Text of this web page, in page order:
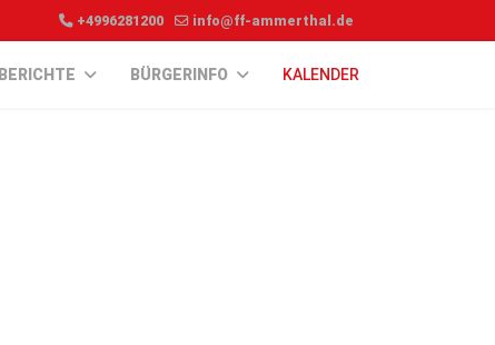
+4996281200 info@ff-ammerthal.de
BERICHTE BÜRGERINFO KALENDER